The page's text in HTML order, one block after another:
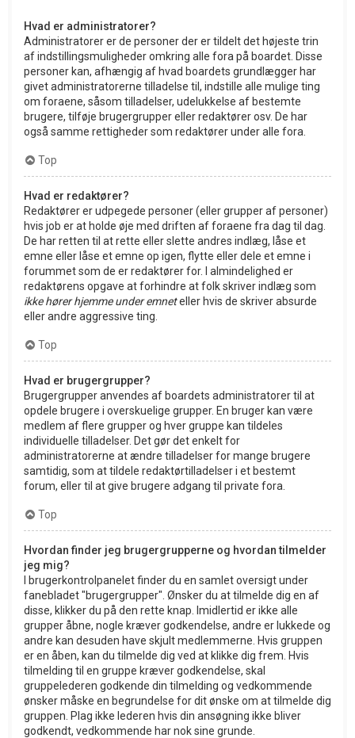
Hvad er administratorer?
Administratorer er de personer der er tildelt det højeste trin
af indstillingsmuligheder omkring alle fora på boardet. Disse
personer kan, afhængig af hvad boardets grundlægger har
givet administratorerne tilladelse til, indstille alle mulige ting
om foraene, såsom tilladelser, udelukkelse af bestemte
brugere, tilføje brugergrupper eller redaktører osv. De har
også samme rettigheder som redaktører under alle fora.
Top
Hvad er redaktører?
Redaktører er udpegede personer (eller grupper af personer)
hvis job er at holde øje med driften af foraene fra dag til dag.
De har retten til at rette eller slette andres indlæg, låse et
emne eller låse et emne op igen, flytte eller dele et emne i
forummet som de er redaktører for. I almindelighed er
redaktørens opgave at forhindre at folk skriver indlæg som
ikke hører hjemme under emneteller hvis de skriver absurde
eller andre aggressive ting.
Top
Hvad er brugergrupper?
Brugergrupper anvendes af boardets administratorer til at
opdele brugere i overskuelige grupper. En bruger kan være
medlem af flere grupper og hver gruppe kan tildeles
individuelle tilladelser. Det gør det enkelt for
administratorerne at ændre tilladelser for mange brugere
samtidig, som at tildele redaktørtilladelser i et bestemt
forum, eller til at give brugere adgang til private fora.
Top
Hvordan finder jeg brugergrupperne og hvordan tilmelder
jeg mig?
I brugerkontrolpanelet finder du en samlet oversigt under
fanebladet "brugergrupper". Ønsker du at tilmelde dig en af
disse, klikker du på den rette knap. Imidlertid er ikke alle
grupper åbne, nogle kræver godkendelse, andre er lukkede og
andre kan desuden have skjult medlemmerne. Hvis gruppen
er en åben, kan du tilmelde dig ved at klikke dig frem. Hvis
tilmelding til en gruppe kræver godkendelse, skal
gruppelederen godkende din tilmelding og vedkommende
ønsker måske en begrundelse for dit ønske om at tilmelde dig
gruppen. Plag ikke lederen hvis din ansøgning ikke bliver
godkendt, vedkommende har nok sine grunde.